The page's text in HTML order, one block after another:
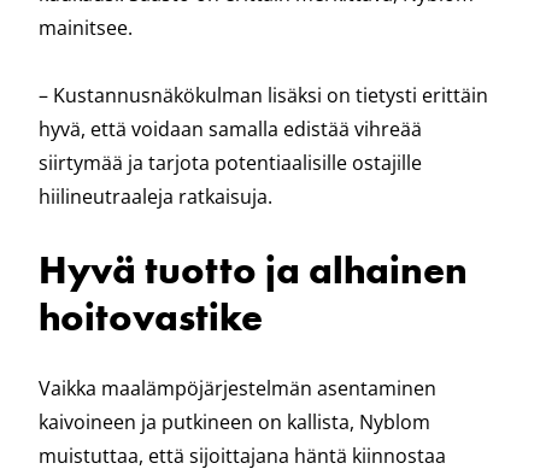
mainitsee.
– Kustannusnäkökulman lisäksi on tietysti erittäin
hyvä, että voidaan samalla edistää vihreää
siirtymää ja tarjota potentiaalisille ostajille
hiilineutraaleja ratkaisuja.
Hyvä tuotto ja alhainen
hoitovastike
Vaikka maalämpöjärjestelmän asentaminen
kaivoineen ja putkineen on kallista, Nyblom
muistuttaa, että sijoittajana häntä kiinnostaa